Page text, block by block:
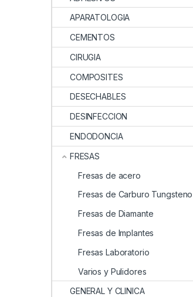
APARATOLOGIA
CEMENTOS
CIRUGIA
COMPOSITES
DESECHABLES
DESINFECCION
ENDODONCIA
FRESAS
Fresas de acero
Fresas de Carburo Tungsteno
Fresas de Diamante
Fresas de Implantes
Fresas Laboratorio
Varios y Pulidores
GENERAL Y CLINICA